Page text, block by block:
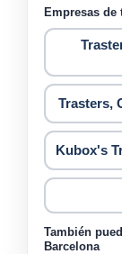
Empresas
Trasters,
Kubox's
También
Barcelona